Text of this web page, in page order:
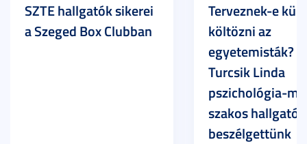
SZTE hallgatók sikerei
a Szeged Box Clubban
Terveznek-e
költözni az
egyetemisták? –
Turcsik Linda
pszichológia-
szakos
beszélgettünk